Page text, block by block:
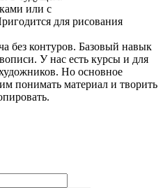
или с
для рисования
без контуров. Базовый навык
У нас есть курсы и для
Но основное
понимать материал и творить